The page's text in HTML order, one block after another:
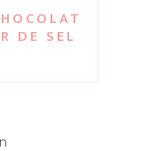
DE SEL